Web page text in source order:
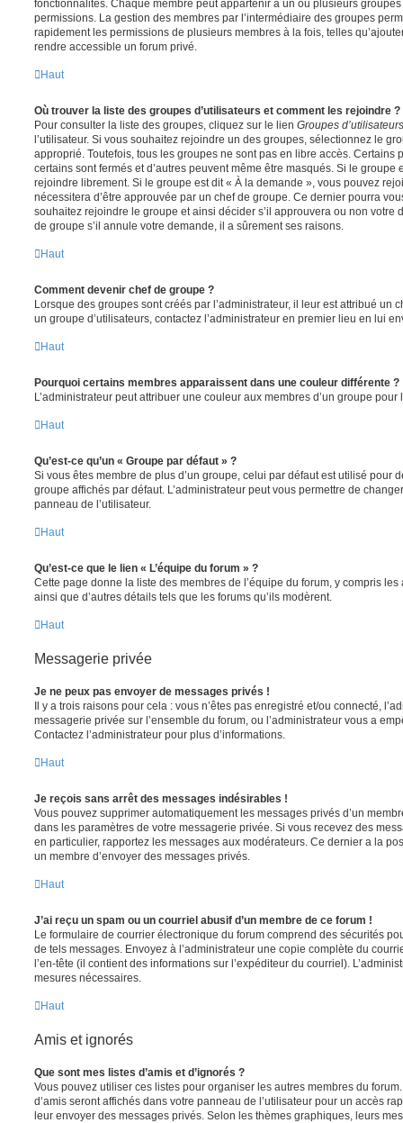
fonctionnalités. Chaque membre peut appartenir à un ou plusieurs
permissions. La gestion des membres par l’intermédiaire des groupes
rapidement les permissions de plusieurs membres à la fois, telles
rendre accessible un forum privé.
Haut
Où trouver la liste des groupes d’utilisateurs et comment les rejoindre ?
Pour consulter la liste des groupes, cliquez sur le lien Groupes d’utilisateurs
l’utilisateur. Si vous souhaitez rejoindre un des groupes, sélectionnez le
approprié. Toutefois, tous les groupes ne sont pas en libre accès. Certains
certains sont fermés et d’autres peuvent même être masqués. Si le groupe
rejoindre librement. Si le groupe est dit « À la demande », vous pouvez
nécessitera d’être approuvée par un chef de groupe. Ce dernier pourra
souhaitez rejoindre le groupe et ainsi décider s’il approuvera ou non votre
de groupe s’il annule votre demande, il a sûrement ses raisons.
Haut
Comment devenir chef de groupe ?
Lorsque des groupes sont créés par l’administrateur, il leur est attribué un
un groupe d’utilisateurs, contactez l’administrateur en premier lieu en lui
Haut
Pourquoi certains membres apparaissent dans une couleur différente ?
L’administrateur peut attribuer une couleur aux membres d’un groupe
Haut
Qu’est-ce qu’un « Groupe par défaut » ?
Si vous êtes membre de plus d’un groupe, celui par défaut est utilisé pour
groupe affichés par défaut. L’administrateur peut vous permettre de
panneau de l’utilisateur.
Haut
Qu’est-ce que le lien « L’équipe du forum » ?
Cette page donne la liste des membres de l’équipe du forum, y compris
ainsi que d’autres détails tels que les forums qu’ils modèrent.
Haut
Messagerie privée
Je ne peux pas envoyer de messages privés !
Il y a trois raisons pour cela : vous n’êtes pas enregistré et/ou connecté,
messagerie privée sur l’ensemble du forum, ou l’administrateur vous a
Contactez l’administrateur pour plus d’informations.
Haut
Je reçois sans arrêt des messages indésirables !
Vous pouvez supprimer automatiquement les messages privés d’un
dans les paramètres de votre messagerie privée. Si vous recevez des
en particulier, rapportez les messages aux modérateurs. Ce dernier a la
un membre d’envoyer des messages privés.
Haut
J’ai reçu un spam ou un courriel abusif d’un membre de ce forum !
Le formulaire de courrier électronique du forum comprend des sécurités
de tels messages. Envoyez à l’administrateur une copie complète du
l’en-tête (il contient des informations sur l’expéditeur du courriel).
mesures nécessaires.
Haut
Amis et ignorés
Que sont mes listes d’amis et d’ignorés ?
Vous pouvez utiliser ces listes pour organiser les autres membres du
d’amis seront affichés dans votre panneau de l’utilisateur pour un accès
leur envoyer des messages privés. Selon les thèmes graphiques, leurs